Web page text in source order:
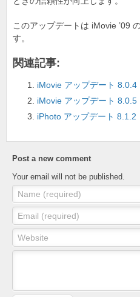
o
o
このアップデートは iMovie ’09
す。
関連記事:
iMovie アップデート 8.0.4
iMovie アップデート 8.0.5
iPhoto アップデート 8.1.2
Post a new comment
Your email will not be published.
Name (required)
Email (required)
Website